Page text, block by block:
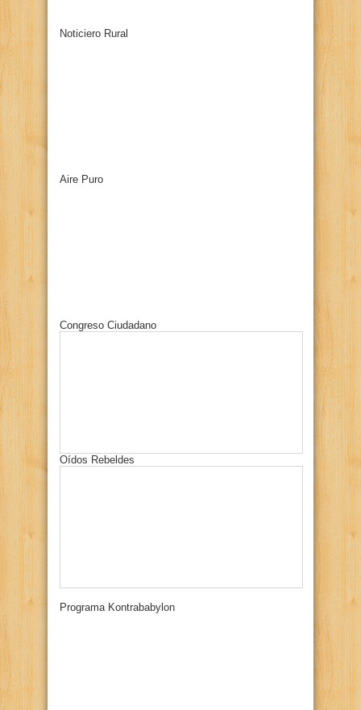
Noticiero Rural
Aire Puro
Congreso Ciudadano
Oídos Rebeldes
Programa Kontrababylon